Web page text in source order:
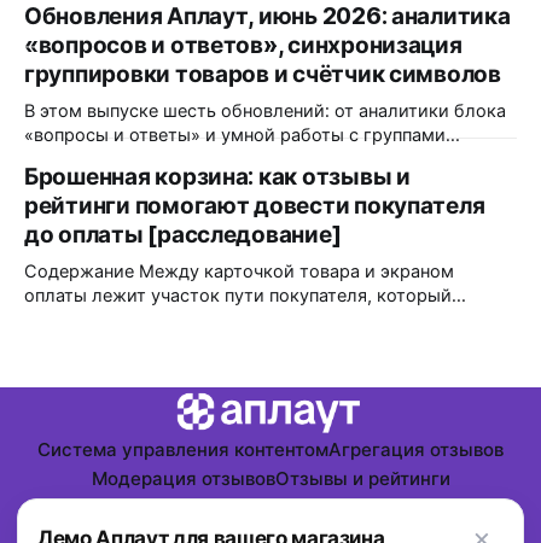
и с тех пор сопоставимого замера никто не повторял. А
всё, что выходило позже, меряло уже другое и
продолжения падения не показало. Но даже если
Обновления Аплаут, июнь 2026: аналитика
«вопросов и ответов», синхронизация
группировки товаров и счётчик символов
В этом выпуске шесть обновлений: от аналитики блока
«вопросы и ответы» и умной работы с группами
модератора каждый день. Разбираем, что изменилось и
кому это пригодится. Аналитика блока «вопросы и
ответы» в Яндекс.Метрике Что изменилось: блок
взаимодействия
Брошенная корзина: как отзывы и
рейтинги помогают довести покупателя
до оплаты [расследование]
Содержание Между карточкой товара и экраном
оплаты лежит участок пути покупателя, который
друга по инерции. Если открыть любой крупный отчет о
связи UGC и конверсии, то все цифры будут завязаны на
карточках товара,
Система управления контентомАгрегация отзывов
Модерация отзывовОтзывы и рейтинги
Powered byGhost
Демо Аплаут для вашего магазина